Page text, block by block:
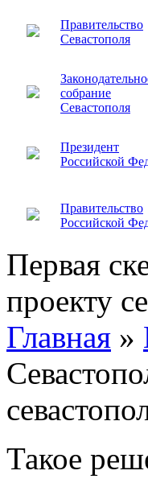
Правительство
Севастополя
собрание
Севастополя
Президент
Российской
Правительство
Российской
Первая
проекту
Главная »
Такое